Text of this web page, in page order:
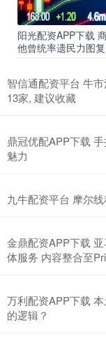
阳光配资APP下载
他曾统率遗民力图
智信通配资平台 牛
13家, 建议收藏
鼎冠优配APP下载
魅力
九牛配资平台 摩尔
金鼎配资APP下载
体服务 内容整合至
万利配资APP下载
的逻辑？